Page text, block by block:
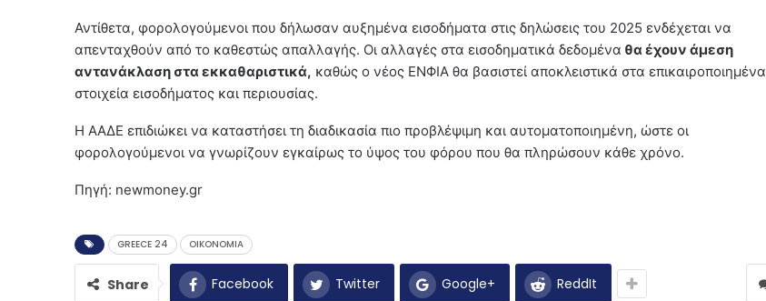
Αντίθετα, φορολογούμενοι που δήλωσαν αυξημένα εισοδήματα στις δηλώσεις του 2025 ενδέχεται να
απενταχθούν από το καθεστώς απαλλαγής. Οι αλλαγές στα εισοδηματικά δεδομένα θα έχουν άμεση
αντανάκλαση στα εκκαθαριστικά, καθώς ο νέος ΕΝΦΙΑ θα βασιστεί αποκλειστικά στα επικαιροποιημένα
στοιχεία εισοδήματος και περιουσίας.
Η ΑΑΔΕ επιδιώκει να καταστήσει τη διαδικασία πιο προβλέψιμη και αυτοματοποιημένη, ώστε οι
φορολογούμενοι να γνωρίζουν εγκαίρως το ύψος του φόρου που θα πληρώσουν κάθε χρόνο.
Πηγή: newmoney.gr
GREECE 24 OIKONOMIA
Share Facebook Twitter Google+ ReddIt